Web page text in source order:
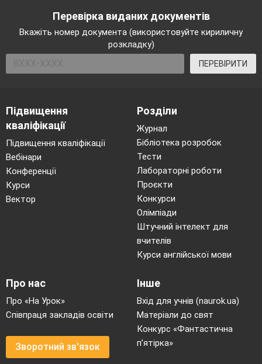
Перевірка виданих документів
Вкажіть номер документа (використовуйте кириличну
розкладку)
ПЕРЕВІРИТИ
Підвищення
кваліфікації
Підвищення кваліфікації
Вебінари
Конференції
Курси
Вектор
Розділи
Журнал
Бібліотека розробок
Тести
Лабораторні роботи
Проєкти
Конкурси
Олімпіади
Штучний інтелект для
вчителів
Курси англійської мови
Про нас
Про «На Урок»
Співпраця закладів освіти
Зворотний зв'язок
Інше
Вхід для учнів (naurok.ua)
Матеріали до свят
Конкурс «Фантастична
п’ятірка»